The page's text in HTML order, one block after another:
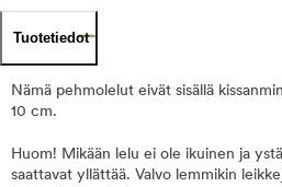
Tuotetiedot
Nämä pehmolelut eivät sisällä
10 cm.
Huom! Mikään lelu ei ole ikuinen ja
saattavat yllättää. Valvo lemmikin